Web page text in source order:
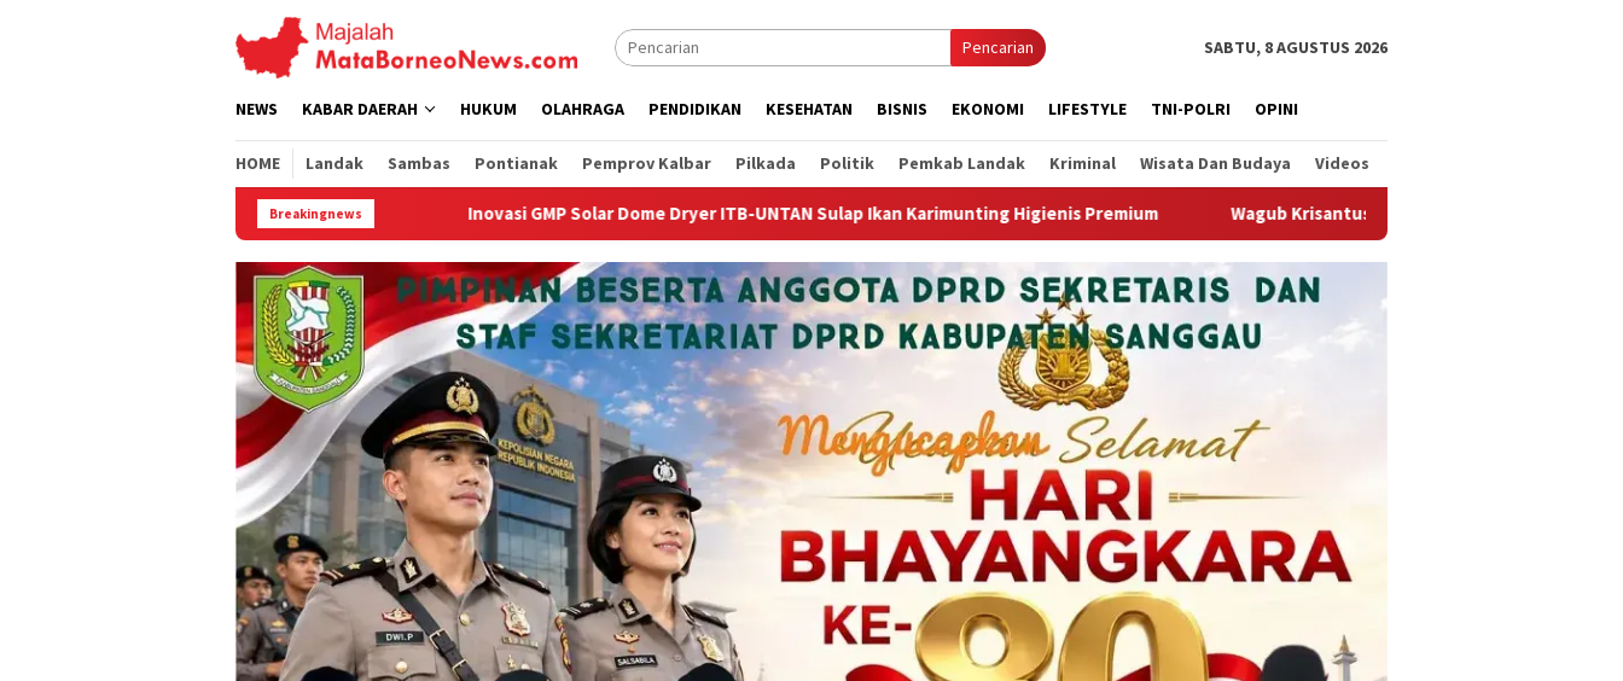
Pencarian SABTU, 8 AGUSTUS 2026
NEWS KABAR DAERAH HUKUM OLAHRAGA PENDIDIKAN KESEHATAN BISNIS EKONOMI LIFESTYLE TNI-POLRI OPINI
HOME Landak Sambas Pontianak Pemprov Kalbar Pilkada Politik Pemkab Landak Kriminal Wisata Dan Budaya Videos
Breakingnews
Inovasi GMP Solar Dome Dryer ITB-UNTAN Sulap Ikan Karimunting Higienis Premium Wagub Krisantus Kedatangan Kepala Staf Kepresidenan, Tegaskan